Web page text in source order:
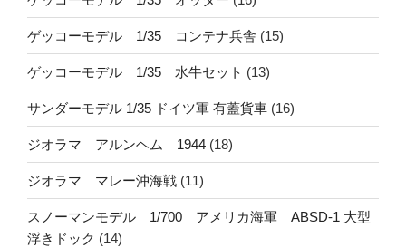
ゲッコーモデル 1/35 コンテナ兵舎 (15)
ゲッコーモデル 1/35 水牛セット (13)
サンダーモデル 1/35 ドイツ軍 有蓋貨車 (16)
ジオラマ アルンヘム 1944 (18)
ジオラマ マレー沖海戦 (11)
スノーマンモデル 1/700 アメリカ海軍 ABSD-1 大型
浮きドック (14)